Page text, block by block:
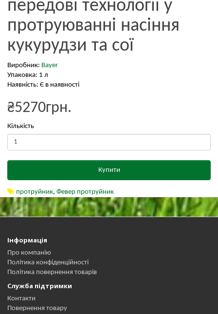
передові технології у
протруюванні насіння
кукурудзи та сої
Виробник: Bayer
Упаковка: 1 л
Наявність: Є в наявності
₴5270грн.
Кількість
Купити
протруйник, Февер протруйник
Інформація
Про компанію
Політика конфіденційності
Політика повернення товарів
Служба підтримки
Контакти
Повернення товару